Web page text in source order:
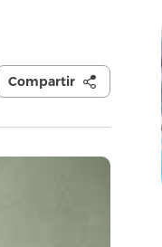
Compartir